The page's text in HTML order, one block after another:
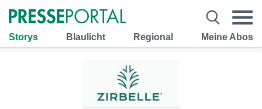
Storys Blaulicht Regional Meine Abos